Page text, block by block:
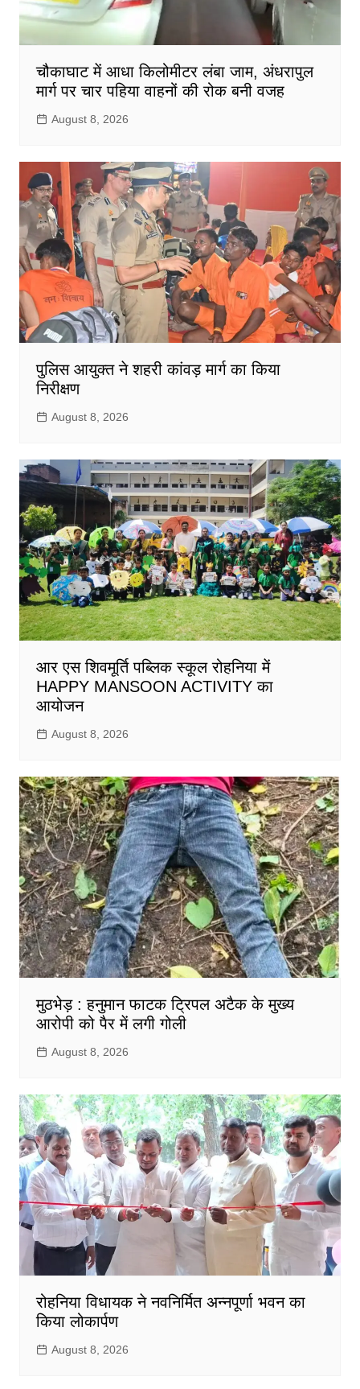
चौकाघाट में आधा किलोमीटर लंबा जाम, अंधरापुल
मार्ग पर चार पहिया वाहनों की रोक बनी वजह
August 8, 2026
पुलिस आयुक्त ने शहरी कांवड़ मार्ग का किया
निरीक्षण
August 8, 2026
आर एस शिवमूर्ति पब्लिक स्कूल रोहनिया में
HAPPY MANSOON ACTIVITY का
आयोजन
August 8, 2026
मुठभेड़ : हनुमान फाटक ट्रिपल अटैक के मुख्य
आरोपी को पैर में लगी गोली
August 8, 2026
रोहनिया विधायक ने नवनिर्मित अन्नपूर्णा भवन का
किया लोकार्पण
August 8, 2026